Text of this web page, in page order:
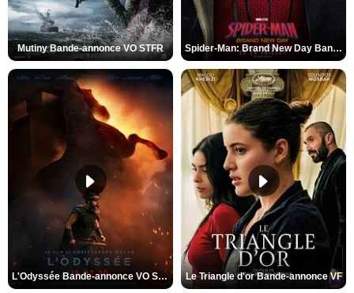
Mutiny Bande-annonce VO STFR Spider-Man: Brand New Day Bande-annonce VO STFR
L'Odyssée Bande-annonce VO STFR Le Triangle d'or Bande-annonce VF